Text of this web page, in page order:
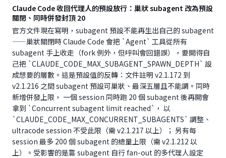
Claude Code 收回代理人的預設放行：巢狀 subagent 改為預設
關閉、同時併發封頂 20
官方文件現在寫明，subagent 預設不能再生出自己的 subagent
——巢狀關閉時 Claude Code 會把 `Agent` 工具從所有
subagent 手上收走（fork 例外，但呼叫會回錯誤），要開得自
己把 `CLAUDE_CODE_MAX_SUBAGENT_SPAWN_DEPTH` 設
成想要的層數。這是預設值的反轉：文件註明 v2.1.172 到
v2.1.216 之間 subagent 預設可巢狀、最深五層且不能調。同時
新增併發上限， 一個 session 同時跑 20 個 subagent 後再開會
拿到 `Concurrent subagent limit reached`， 以
`CLAUDE_CODE_MAX_CONCURRENT_SUBAGENTS` 調整、
ultracode session 不受此限（需 v2.1.217 以上）； 另有每
session 最多 200 個 subagent 的總量上限（需 v2.1.212 以
上）。受影響的是靠 subagent 自行 fan-out 的多代理人設定